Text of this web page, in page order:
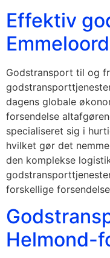
Effektiv
Emmeloord
Godstransport til og
dagens globale
forsendelse
specialiseret sig i
hvilket gør det
den komplekse
forskellige
Helmond-